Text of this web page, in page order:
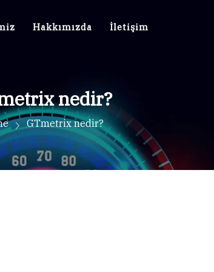
Hakkımızda İletişim
nedir?
GTmetrix nedir?